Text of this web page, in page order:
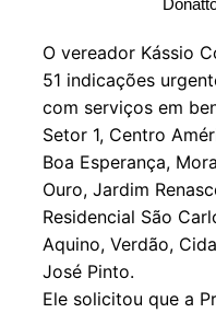
O vereador Kássio
51 indicações
com serviços em
Setor 1, Centro
Boa Esperança,
Ouro, Jardim
Residencial São
Aquino, Verdão,
José Pinto.
Ele solicitou que a